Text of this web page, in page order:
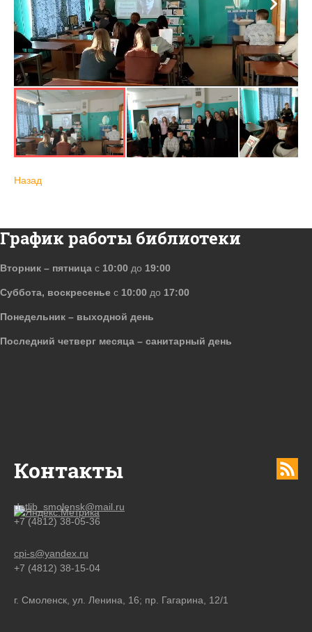
Назад
Контакты
detlib_smolensk@mail.ru
+7 (4812) 38-05-36
cpi-s@yandex.ru
+7 (4812) 38-15-04
г. Смоленск, ул. Ленина, 16; пр. Гагарина, 12/1
График работы библиотеки
Вторник – пятница с 10:00 до 19:00
Суббота, воскресенье с 10:00 до 17:00
Понедельник – выходной день
Последний четверг месяца – санитарный день